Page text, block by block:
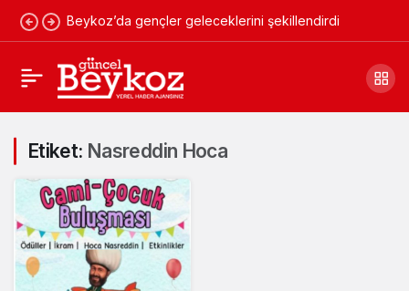
Beykoz’da gençler geleceklerini şekillendirdi
Etiket: Nasreddin Hoca